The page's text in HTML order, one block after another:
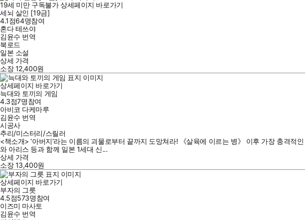
19세 미만 구독불가 상세페이지 바로가기
세뇌 살인 [19금]
4.1점64명참여
혼다 테쓰야
김윤수 번역
북로드
일본 소설
상세 가격
소장12,400원
상세페이지 바로가기
늑대와 토끼의 게임
4.3점7명참여
아비코 다케마루
김윤수 번역
시공사
추리/미스터리/스릴러
<책소개> ‘아버지’라는 이름의 괴물로부터 끝까지 도망쳐라! 《살육에 이르는 병》 이후 가장 충격
와 아리스 등과 함께 일본 1세대 신...
상세 가격
소장13,400원
상세페이지 바로가기
부자의 그릇
4.5점573명참여
이즈미 마사토
김윤수 번역